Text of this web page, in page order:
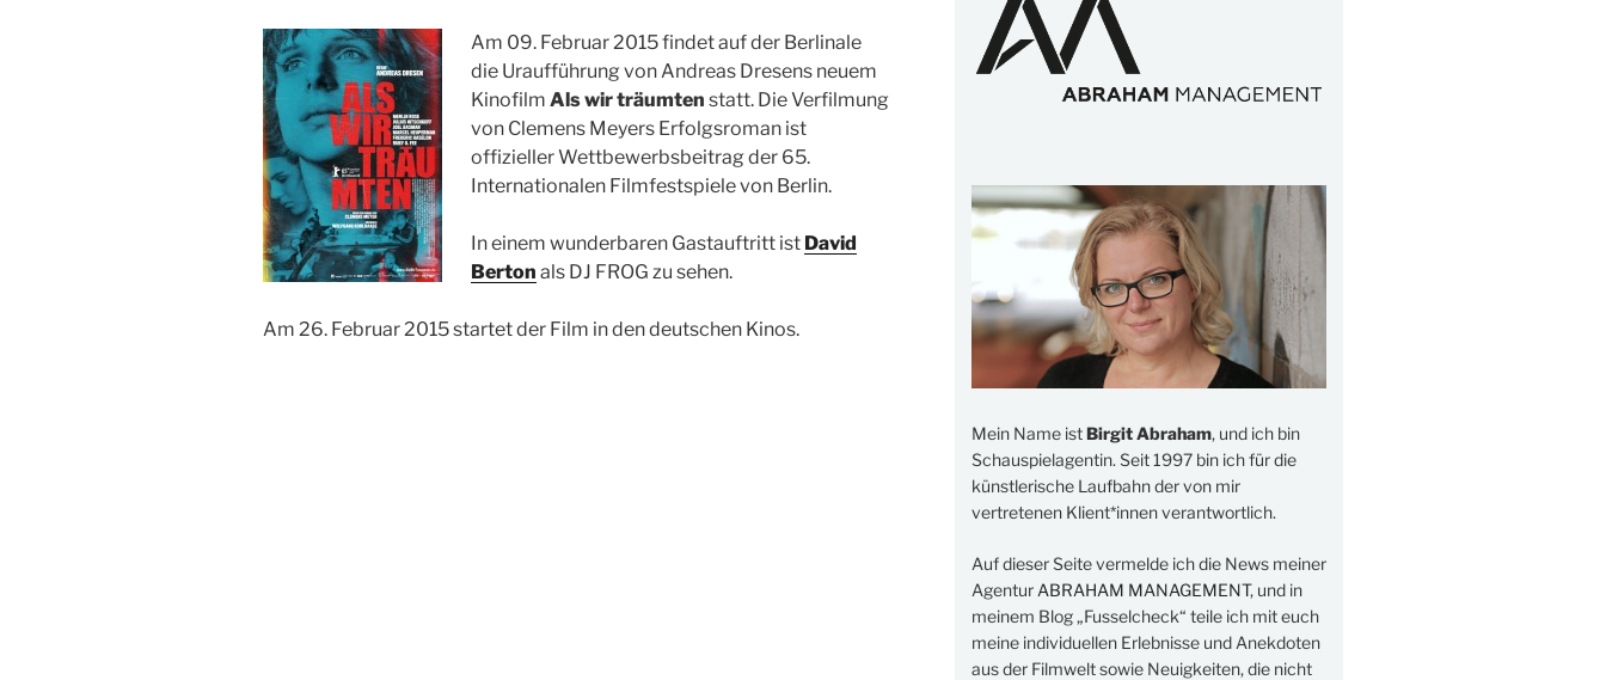
Am 09. Februar 2015 findet auf der Berlinale
die Uraufführung von Andreas Dresens neuem
Kinofilm Als wir träumten statt. Die Verfilmung
von Clemens Meyers Erfolgsroman ist
offizieller Wettbewerbsbeitrag der 65.
Internationalen Filmfestspiele von Berlin.
In einem wunderbaren Gastauftritt ist David
Berton als DJ FROG zu sehen.
Am 26. Februar 2015 startet der Film in den deutschen Kinos.
Mein Name istBirgit Abraham, und ich bin
Schauspielagentin. Seit 1997 bin ich für die
künstlerische Laufbahn der von mir
vertretenen Klient*innen verantwortlich.
Auf dieser Seite vermelde ich die News meiner
Agentur ABRAHAM MANAGEMENT, und in
meinem Blog „Fusselcheck“ teile ich mit euch
meine individuellen Erlebnisse und Anekdoten
aus der Filmwelt sowie Neuigkeiten, die nicht